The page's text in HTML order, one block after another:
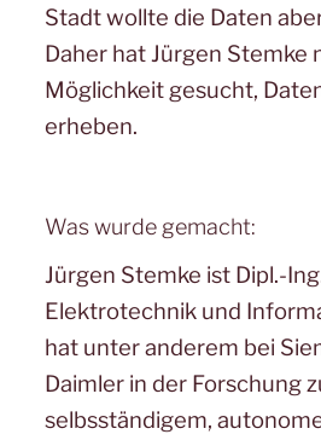
Stadt wollte die Daten
Daher hat Jürgen Stemke
Möglichkeit gesucht,
erheben.
Was wurde gemacht:
Jürgen Stemke ist Dipl.-
Elektrotechnik und
hat unter anderem bei
Daimler in der Forschung
selbsständigem,